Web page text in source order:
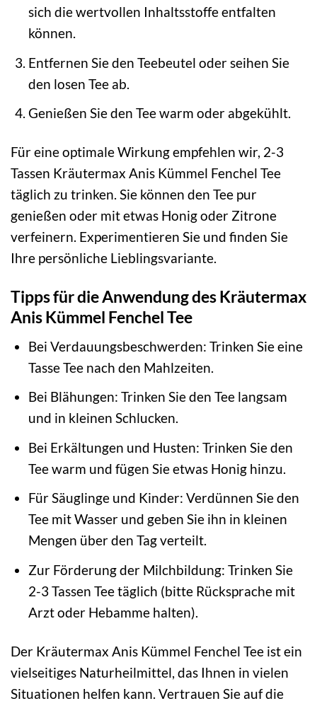
sich die wertvollen Inhaltsstoffe entfalten
können.
Entfernen Sie den Teebeutel oder seihen Sie
den losen Tee ab.
Genießen Sie den Tee warm oder abgekühlt.
Für eine optimale Wirkung empfehlen wir, 2-3
Tassen Kräutermax Anis Kümmel Fenchel Tee
täglich zu trinken. Sie können den Tee pur
genießen oder mit etwas Honig oder Zitrone
verfeinern. Experimentieren Sie und finden Sie
Ihre persönliche Lieblingsvariante.
Tipps für die Anwendung des Kräutermax
Anis Kümmel Fenchel Tee
Bei Verdauungsbeschwerden: Trinken Sie eine
Tasse Tee nach den Mahlzeiten.
Bei Blähungen: Trinken Sie den Tee langsam
und in kleinen Schlucken.
Bei Erkältungen und Husten: Trinken Sie den
Tee warm und fügen Sie etwas Honig hinzu.
Für Säuglinge und Kinder: Verdünnen Sie den
Tee mit Wasser und geben Sie ihn in kleinen
Mengen über den Tag verteilt.
Zur Förderung der Milchbildung: Trinken Sie
2-3 Tassen Tee täglich (bitte Rücksprache mit
Arzt oder Hebamme halten).
Der Kräutermax Anis Kümmel Fenchel Tee ist ein
vielseitiges Naturheilmittel, das Ihnen in vielen
Situationen helfen kann. Vertrauen Sie auf die